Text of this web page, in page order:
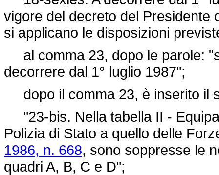
vigore del decreto del Presidente
si applicano le disposizioni
al comma 23, dopo le parole:
decorrere dal 1° luglio 1987";
dopo il comma 23, è inserito il
"23-bis. Nella tabella II -
Polizia di Stato a quello delle
1986, n. 668, sono soppresse le
quadri A, B, C e D";